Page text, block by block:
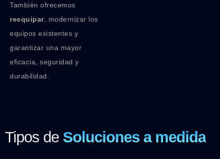
También ofrecemos
reequipar, modernizar los
equipos existentes y
garantizar una mayor
eficacia, seguridad y
durabilidad.
Tipos de Soluciones a medida